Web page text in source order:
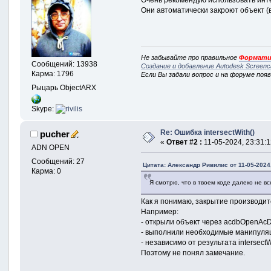
Сообщений: 13938
Карма: 1796
Рыцарь ObjectARX
Skype:
Они автоматически закроют объект
Не забывайте про правильное
Создание и добавление Autodesk
Если Вы задали вопрос и на форуме
pucher
ADN OPEN
Сообщений: 27
Карма: 0
Re: Ошибка intersectWith()
«Ответ #2 : 11-05-2024,
Цитата: Александр Ривилис от 11-05-
Я смотрю, что в твоем коде далеко не
Как я понимаю, закрытие
Например:
- открыли объект через
- выполнили необходимые
- независимо от результата
Поэтому не понял замечание.